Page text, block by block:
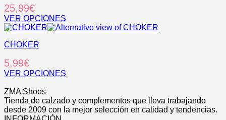
la
página
de
Las
opciones
se
elegir
la
página
producto
25,99€
VER OPCIONES
Este
tiene
variantes.
Las
se
pueden
elegir
en
CHOKER
5,99€
VER OPCIONES
producto
tiene
múltiples
ZMA Shoes
Tienda de calzado y complementos que lleva trabajando
desde 2009 con la mejor selección en calidad y tendencias.